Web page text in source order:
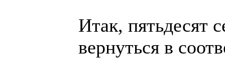
Итак, пятьдесят
вернуться в